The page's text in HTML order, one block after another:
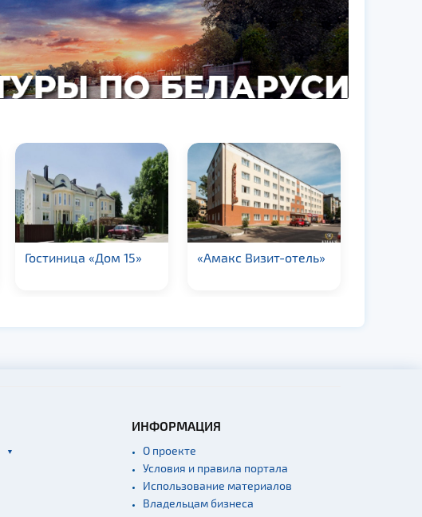
Гостиница «Дом 15» «Aмакс Визит-отель»
ИНФОРМАЦИЯ
О проекте
Условия и правила портала
Использование материалов
Владельцам бизнеса